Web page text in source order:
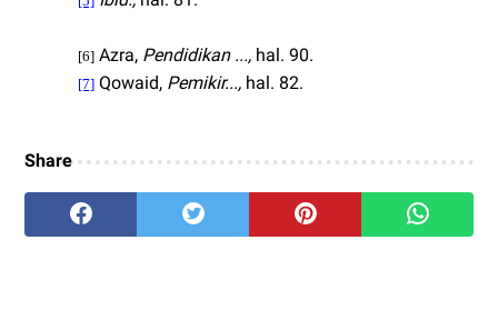
[6] Azra, Pendidikan ..., hal. 90.
[7] Qowaid, Pemikir..., hal. 82.
Share